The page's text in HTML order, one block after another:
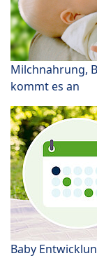
Milchnahrung,
kommt es an
Baby